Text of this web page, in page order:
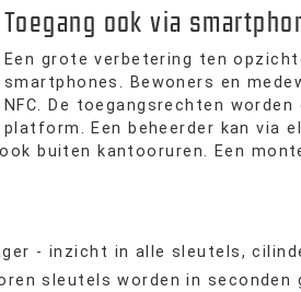
Toegang ook via
Een grote verbetering ten
smartphones. Bewoners en
NFC. De toegangsrechten
platform. Een beheerder kan via
buiten kantooruren. Een
- inzicht in alle sleutels,
sleutels worden in seconden